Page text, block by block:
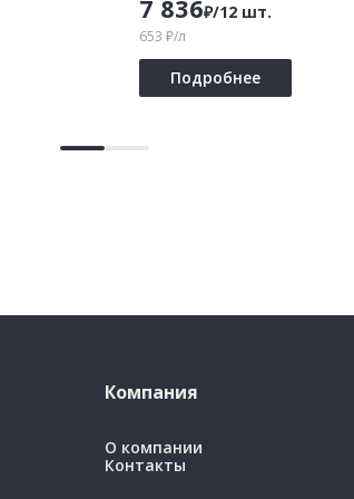
7 836₽/12 шт.
653 ₽/л
Подробнее
Компания
О компании
Контакты